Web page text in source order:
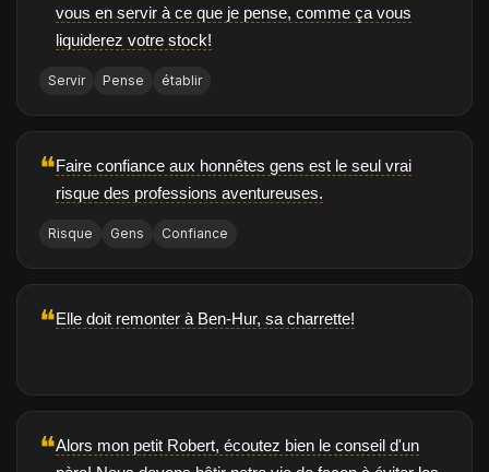
vous en servir à ce que je pense, comme ça vous
liquiderez votre stock!
Servir Pense établir
❝Faire confiance aux honnêtes gens est le seul vrai
risque des professions aventureuses.
Risque Gens Confiance
❝Elle doit remonter à Ben-Hur, sa charrette!
❝Alors mon petit Robert, écoutez bien le conseil d'un